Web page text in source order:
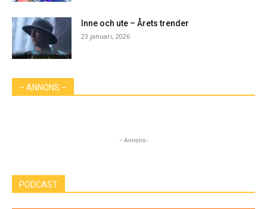
Inne och ute – Årets trender
23 januari, 2026
– ANNONS –
- Annons-
PODCAST